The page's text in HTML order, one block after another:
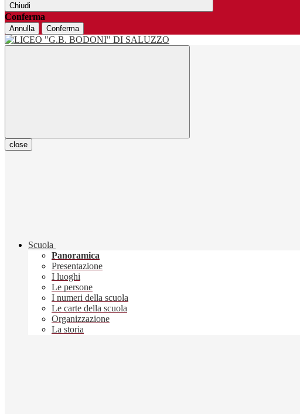
Chiudi
Conferma
Annulla Conferma
close
Scuola
Panoramica
Presentazione
I luoghi
Le persone
I numeri della scuola
Le carte della scuola
Organizzazione
La storia